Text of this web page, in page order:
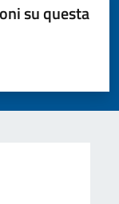
su questa